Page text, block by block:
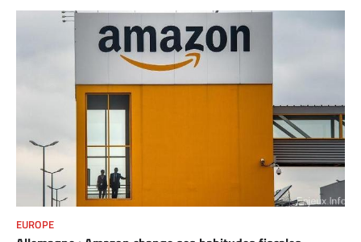
EUROPE